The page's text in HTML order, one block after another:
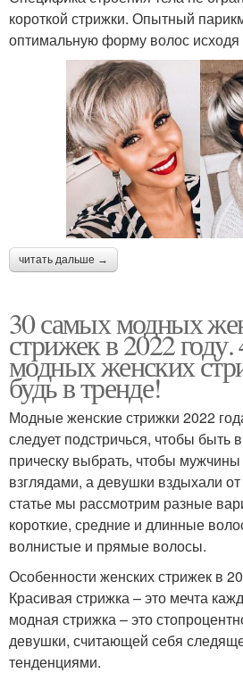
короткой стрижки. Опытный
оптимальную форму волос исходя
читать дальше →
30 самых модных
стрижек в 2022
модных женских
будь в тренде!
Модные женские стрижки 2022
следует подстричься, чтобы быть
прическу выбрать, чтобы
взглядами, а девушки вздыхали
статье мы рассмотрим разные
короткие, средние и длинные
волнистые и прямые волосы.
Особенности женских стрижек в
Красивая стрижка – это мечта
модная стрижка – это
девушки, считающей себя
тенденциями.